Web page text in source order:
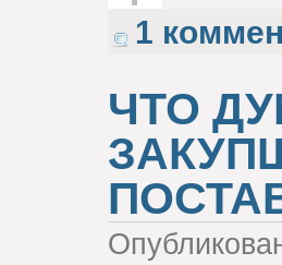
Голос за!
1
ЧТО